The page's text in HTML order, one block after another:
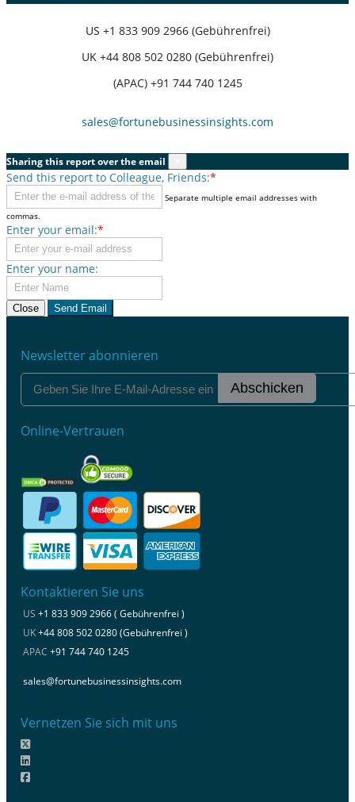
US +1 833 909 2966 (Gebührenfrei)
UK +44 808 502 0280 (Gebührenfrei)
(APAC) +91 744 740 1245
sales@fortunebusinessinsights.com
Sharing this report over the email
Send this report to Colleague, Friends:*
Separate multiple email addresses with
commas.
Enter your email:*
Enter your name:
Close Send Email
Newsletter abonnieren
Abschicken
Online-Vertrauen
Kontaktieren Sie uns
US +1 833 909 2966 ( Gebührenfrei )
UK+44 808 502 0280 (Gebührenfrei )
APAC +91 744 740 1245
sales@fortunebusinessinsights.com
Vernetzen Sie sich mit uns